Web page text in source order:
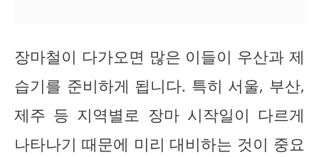
장마철이 다가오면 많은 이들이 우산과 제
습기를 준비하게 됩니다. 특히 서울, 부산,
제주 등 지역별로 장마 시작일이 다르게
나타나기 때문에 미리 대비하는 것이 중요